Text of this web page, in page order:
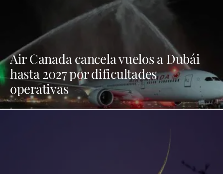
Air Canada cancela vuelos a Dubái
hasta 2027 por dificultades
operativas